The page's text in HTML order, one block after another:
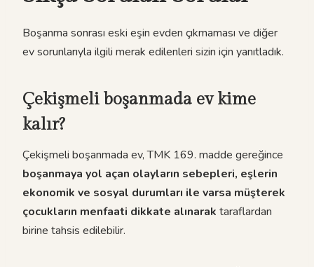
Boşanma sonrası eski eşin evden çıkmaması ve diğer
ev sorunlarıyla ilgili merak edilenleri sizin için yanıtladık.
Çekişmeli boşanmada ev kime
kalır?
Çekişmeli boşanmada ev, TMK 169. madde gereğince
boşanmaya yol açan olayların sebepleri, eşlerin
ekonomik ve sosyal durumları ile varsa müşterek
çocukların menfaati dikkate alınarak taraflardan
birine tahsis edilebilir.